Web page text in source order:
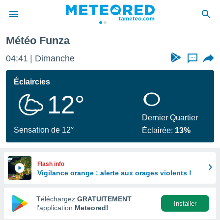
de
Météo Funza
04:41 Dimanche ...
Éclaircies
12°
Sensation de 12°
Dernier Quartier
Éclairée: 13%
Flash info
Vigilance orange : alerte aux orages violents !
Téléchargez GRATUITEMENT
l’application Meteored!
Installer